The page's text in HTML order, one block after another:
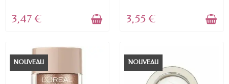
3,47 € 3,55 €
NOUVEAU NOUVEAU